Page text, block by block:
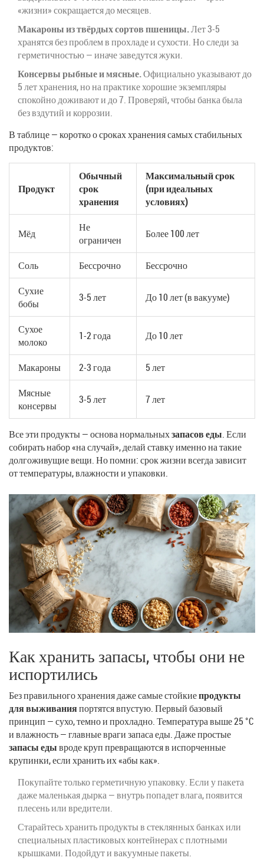
«жизни» сокращается до месяцев.
Макароны из твёрдых сортов пшеницы.Лет 3-5
хранятся без проблем в прохладе и сухости. Но следи за
герметичностью — иначе заведутся жуки.
Консервы рыбные и мясные.Официально указывают до
5 лет хранения, но на практике хорошие экземпляры
спокойно доживают и до 7. Проверяй, чтобы банка была
без вздутий и коррозии.
В таблице — коротко о сроках хранения самых стабильных
продуктов:
Продукт
Обычный
срок
хранения
Максимальный срок
(при идеальных
условиях)
Мёд
Не
ограничен
Более 100 лет
Соль Бессрочно
Бессрочно
Сухие
бобы
3-5 лет До 10 лет (в вакууме)
Сухое
молоко
1-2 года До 10 лет
Макароны 2-3 года
5 лет
Мясные
консервы
3-5 лет 7 лет
Все эти продукты — основа нормальныхзапасов еды. Если
собирать набор «на случай», делай ставку именно на такие
долгоживущие вещи. Но помни: срок жизни всегда зависит
от температуры, влажности и упаковки.
Как хранить запасы, чтобы они не
испортились
Без правильного хранения даже самые стойкиепродукты
для выживанияпортятся впустую. Первый базовый
принцип — сухо, темно и прохладно. Температура выше 25 °C
и влажность — главные враги запаса еды. Даже простые
запасы едывроде круп превращаются в испорченные
крупинки, если хранить их «абы как».
Покупайте только герметичную упаковку. Если у пакета
даже маленькая дырка — внутрь попадет влага, появится
плесень или вредители.
Старайтесь хранить продукты в стеклянных банках или
специальных пластиковых контейнерах с плотными
крышками. Подойдут и вакуумные пакеты.